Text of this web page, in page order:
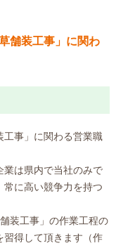
舗装工事」に関わ
工事」に関わる営業職
業は県内で当社のみで
に高い競争力を持つ
装工事」の作業工程の
習得して頂きます（作